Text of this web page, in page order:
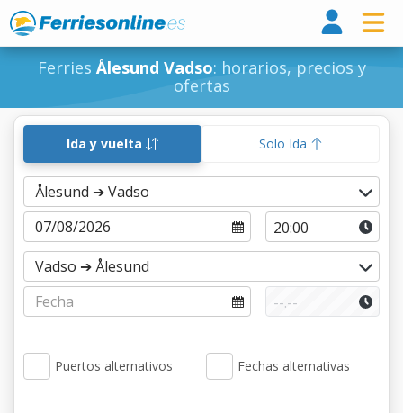
Ferries Ålesund Vadso: horarios, precios y
ofertas
Ida y vuelta Solo Ida
Puertos alternativos Fechas alternativas